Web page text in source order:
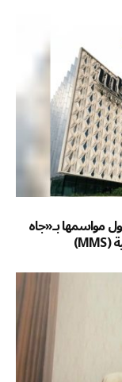
مواسمها بـ«جاه